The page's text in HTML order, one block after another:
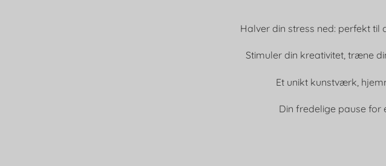
Halver din stress ned: perfekt
Stimuler din kreativitet, træne
Et unikt kunstværk,
Din fredelige pause